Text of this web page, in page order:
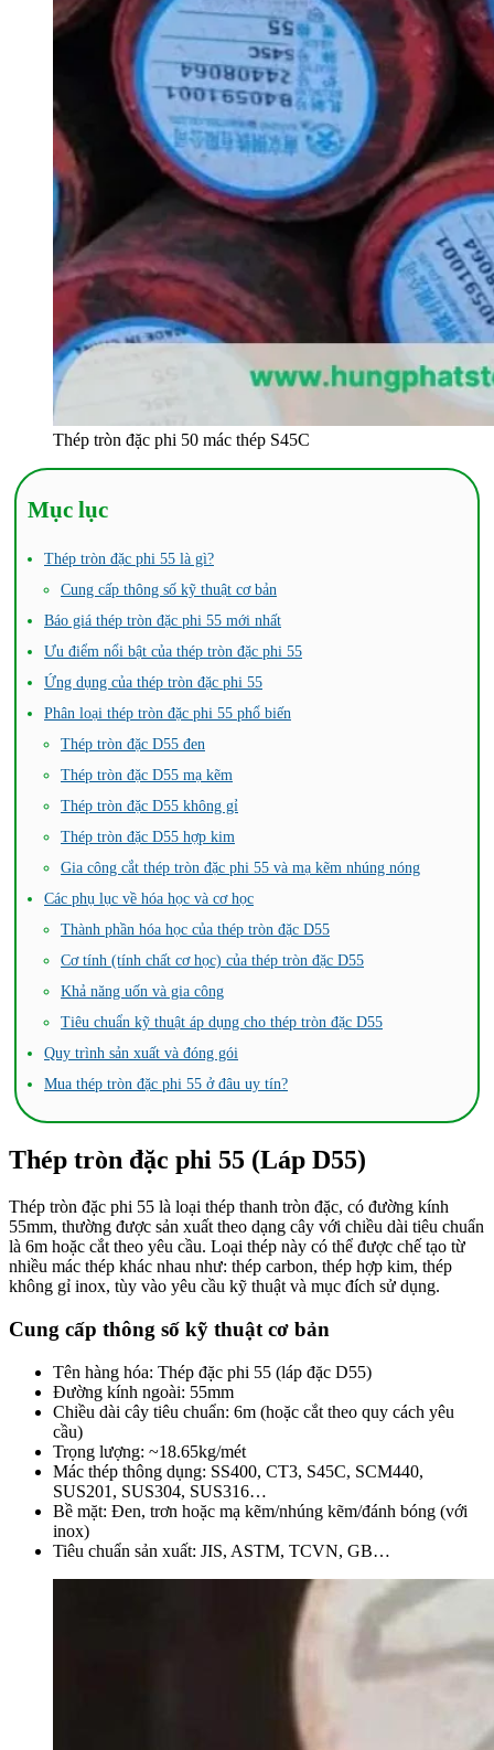
Thép tròn đặc phi 50 mác thép S45C
Mục lục
Thép tròn đặc phi 55 là gì?
Cung cấp thông số kỹ thuật cơ bản
Báo giá thép tròn đặc phi 55 mới nhất
Ưu điểm nổi bật của thép tròn đặc phi 55
Ứng dụng của thép tròn đặc phi 55
Phân loại thép tròn đặc phi 55 phổ biến
Thép tròn đặc D55 đen
Thép tròn đặc D55 mạ kẽm
Thép tròn đặc D55 không gỉ
Thép tròn đặc D55 hợp kim
Gia công cắt thép tròn đặc phi 55 và mạ kẽm nhúng nóng
Các phụ lục về hóa học và cơ học
Thành phần hóa học của thép tròn đặc D55
Cơ tính (tính chất cơ học) của thép tròn đặc D55
Khả năng uốn và gia công
Tiêu chuẩn kỹ thuật áp dụng cho thép tròn đặc D55
Quy trình sản xuất và đóng gói
Mua thép tròn đặc phi 55 ở đâu uy tín?
Thép tròn đặc phi 55 (Láp D55)
Thép tròn đặc phi 55 là loại thép thanh tròn đặc, có đường kính
55mm, thường được sản xuất theo dạng cây với chiều dài tiêu chuẩn
là 6m hoặc cắt theo yêu cầu. Loại thép này có thể được chế tạo từ
nhiều mác thép khác nhau như: thép carbon, thép hợp kim, thép
không gỉ inox, tùy vào yêu cầu kỹ thuật và mục đích sử dụng.
Cung cấp thông số kỹ thuật cơ bản
Tên hàng hóa: Thép đặc phi 55 (láp đặc D55)
Đường kính ngoài: 55mm
Chiều dài cây tiêu chuẩn: 6m (hoặc cắt theo quy cách yêu
cầu)
Trọng lượng: ~18.65kg/mét
Mác thép thông dụng: SS400, CT3, S45C, SCM440,
SUS201, SUS304, SUS316…
Bề mặt: Đen, trơn hoặc mạ kẽm/nhúng kẽm/đánh bóng (với
inox)
Tiêu chuẩn sản xuất: JIS, ASTM, TCVN, GB…